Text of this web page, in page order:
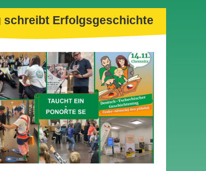
Erfolgsgeschichte